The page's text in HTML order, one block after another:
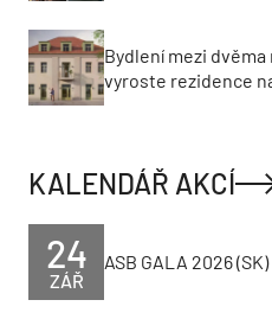
Bydlení mezi dvěma
vyroste rezidence
KALENDÁŘ AKCÍ
ZÁŘ
24 ASB GALA 2026 (SK)